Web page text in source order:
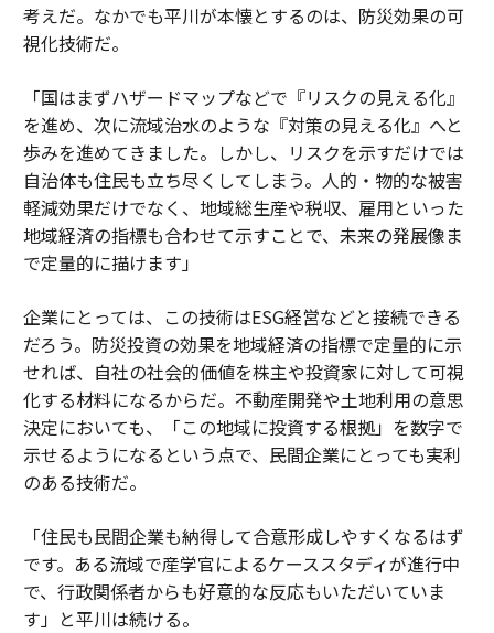
考えだ。なかでも平川が本懐とするのは、防災効果の可
視化技術だ。
「国はまずハザードマップなどで『リスクの見える化』
を進め、次に流域治水のような『対策の見える化』へと
歩みを進めてきました。しかし、リスクを示すだけでは
自治体も住民も立ち尽くしてしまう。人的・物的な被害
軽減効果だけでなく、地域総生産や税収、雇用といった
地域経済の指標も合わせて示すことで、未来の発展像ま
で定量的に描けます」
企業にとっては、この技術はESG経営などと接続できる
だろう。防災投資の効果を地域経済の指標で定量的に示
せれば、自社の社会的価値を株主や投資家に対して可視
化する材料になるからだ。不動産開発や土地利用の意思
決定においても、「この地域に投資する根拠」を数字で
示せるようになるという点で、民間企業にとっても実利
のある技術だ。
「住民も民間企業も納得して合意形成しやすくなるはず
です。ある流域で産学官によるケーススタディが進行中
で、行政関係者からも好意的な反応もいただいていま
す」と平川は続ける。